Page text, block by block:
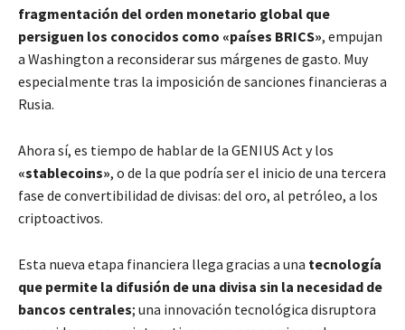
fragmentación del orden monetario global que
persiguen los conocidos como «países BRICS», empujan
a Washington a reconsiderar sus márgenes de gasto. Muy
especialmente tras la imposición de sanciones financieras a
Rusia.
Ahora sí, es tiempo de hablar de la GENIUS Act y los
«stablecoins», o de la que podría ser el inicio de una tercera
fase de convertibilidad de divisas: del oro, al petróleo, a los
criptoactivos.
Esta nueva etapa financiera llega gracias a una tecnología
que permite la difusión de una divisa sin la necesidad de
bancos centrales; una innovación tecnológica disruptora